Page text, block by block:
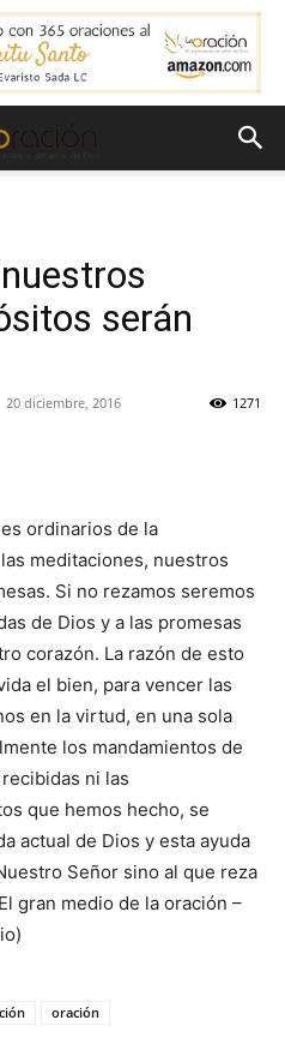
serán
20 diciembre, 2016 1271
ordinarios de la
meditaciones, nuestros
Si no rezamos seremos
de Dios y a las promesas
corazón. La razón de esto
el bien, para vencer las
en la virtud, en una sola
los mandamientos de
ni las
que hemos hecho, se
actual de Dios y esta ayuda
Señor sino al que reza
gran medio de la oración –
oración